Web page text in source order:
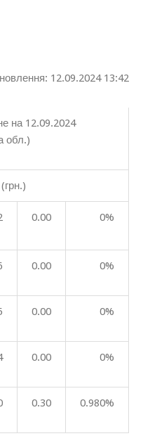
12.09.2024 13:42
на 12.09.2024
обл.)
(грн.)
0.00 0%
0.00 0%
0.00 0%
0.00 0%
0.30 0.980%